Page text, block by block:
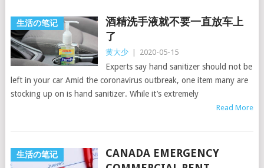
生活の笔记
酒精洗手液就不要一直放车上
了
黄大少 2020-05-15
Experts say hand sanitizer should not be
left in your car Amid the coronavirus outbreak, one item many are
stocking up on is hand sanitizer. While it’s extremely
Read More
生活の笔记
CANADA EMERGENCY